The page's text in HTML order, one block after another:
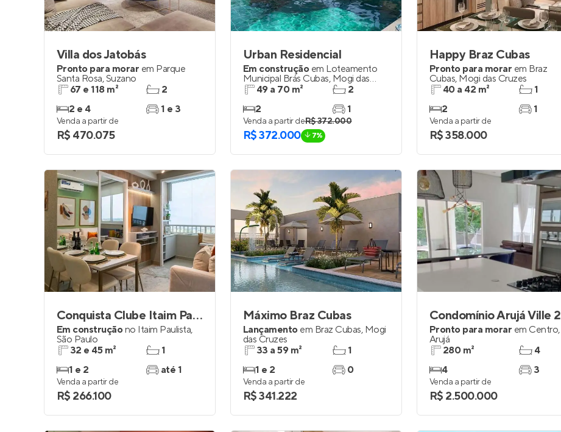
Villa dos Jatobás
Pronto para morar em Parque
Santa Rosa,Suzano
67 e 118 m²
2 e 4
2
1 e 3
Venda a partir de
R$ 470.075
Urban Residencial
Em construção em Loteamento
Municipal Brás Cubas, Mogi das
Cruzes49 a 70 m²
2
2
1
Venda a partir deR$ 372.000
R$ 372.000 7%
Happy Braz Cubas
Pronto para morar em Braz
Cubas, Mogi das Cruzes
40 a 42 m²
2
1
1
Venda a partir de
R$ 358.000
Conquista Clube Itaim Paulista
Em construçãono Itaim Paulista,
São Paulo
32 e 45 m²
1 e 2
1
até 1
Venda a partir de
R$ 266.100
Máximo Braz Cubas
Lançamento em Braz Cubas, Mogi
das Cruzes
33 a 59 m²
1 e 2
1
0
Venda a partir de
R$ 341.222
Condomínio Arujá Ville 2
Pronto para morar em Centro,
Arujá
280 m²
4
4
3
Venda a partir de
R$ 2.500.000